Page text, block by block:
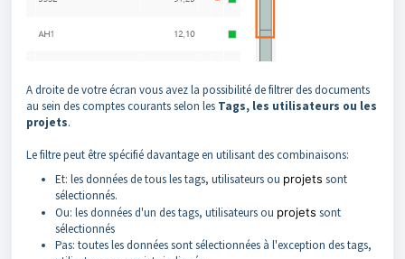
A droite de votre écran vous avez la possibilité de filtrer des documents
au sein des comptes courants selon les Tags, les utilisateurs ou les
projets.
Le filtre peut être spécifié davantage en utilisant des combinaisons:
Et: les données de tous les tags, utilisateurs ou projets sont
sélectionnés.
Ou: les données d'un des tags, utilisateurs ou projets sont
sélectionnés
Pas: toutes les données sont sélectionnées à l'exception des tags,